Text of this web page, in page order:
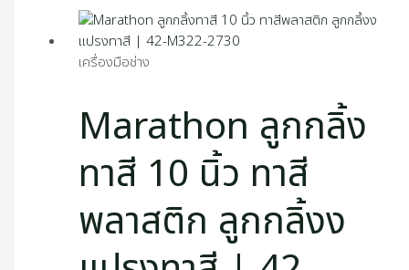
เครื่องมือช่าง
Marathon ลูกกลิ้ง
ทาสี 10 นิ้ว ทาสี
พลาสติก ลูกกลิ้งง